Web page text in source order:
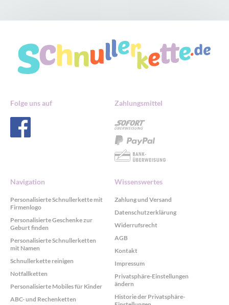
Folge uns auf Zahlungsmittel
Navigation
Personalisierte Schnullerkette mit
Firmenlogo
Personalisierte Geschenke zur
Geburt finden
Personalisierte Schnullerketten
mit Namen
Schnullerkette reinigen
Notfallketten
Personalisierte Mobiles für Kinder
ABC- und Rechenketten
Wissenswertes
Zahlung und Versand
Datenschutzerklärung
Widerrufsrecht
AGB
Kontakt
Impressum
Privatsphäre-Einstellungen
ändern
Historie der Privatsphäre-